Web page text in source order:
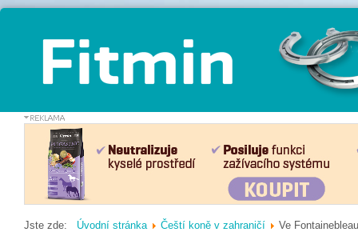
Jste zde: Úvodní stránka Čeští koně v zahraničí Ve